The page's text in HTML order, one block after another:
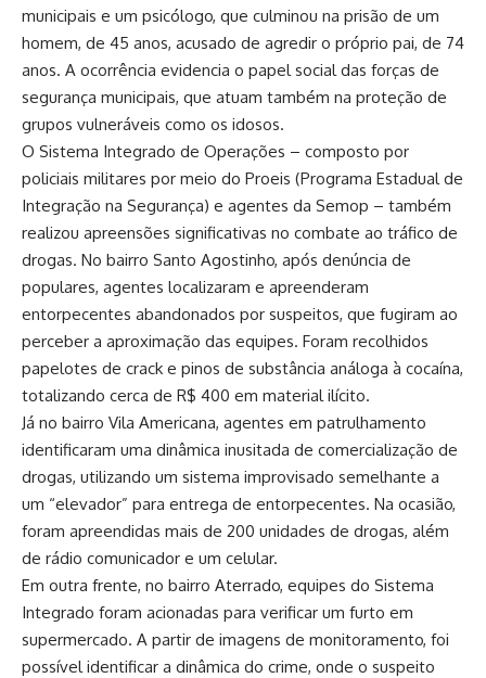
municipais e um psicólogo, que culminou na prisão de um
homem, de 45 anos, acusado de agredir o próprio pai, de 74
anos. A ocorrência evidencia o papel social das forças de
segurança municipais, que atuam também na proteção de
grupos vulneráveis como os idosos.
O Sistema Integrado de Operações – composto por
policiais militares por meio do Proeis (Programa Estadual de
Integração na Segurança) e agentes da Semop – também
realizou apreensões significativas no combate ao tráfico de
drogas. No bairro Santo Agostinho, após denúncia de
populares, agentes localizaram e apreenderam
entorpecentes abandonados por suspeitos, que fugiram ao
perceber a aproximação das equipes. Foram recolhidos
papelotes de crack e pinos de substância análoga à cocaína,
totalizando cerca de R$ 400 em material ilícito.
Já no bairro Vila Americana, agentes em patrulhamento
identificaram uma dinâmica inusitada de comercialização de
drogas, utilizando um sistema improvisado semelhante a
um “elevador” para entrega de entorpecentes. Na ocasião,
foram apreendidas mais de 200 unidades de drogas, além
de rádio comunicador e um celular.
Em outra frente, no bairro Aterrado, equipes do Sistema
Integrado foram acionadas para verificar um furto em
supermercado. A partir de imagens de monitoramento, foi
possível identificar a dinâmica do crime, onde o suspeito